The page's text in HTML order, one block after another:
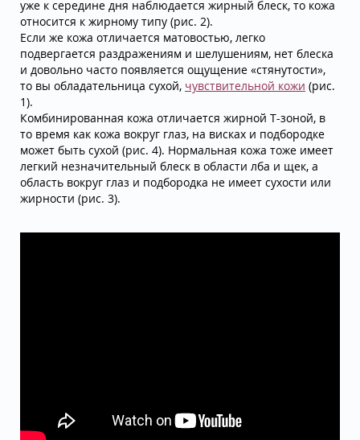
уже к середине дня наблюдается жирный блеск, то кожа
относится к жирному типу (рис. 2).
Если же кожа отличается матовостью, легко
подвергается раздражениям и шелушениям, нет блеска
и довольно часто появляется ощущение «стянутости»,
то вы обладательница сухой, чувствительной кожи (рис.
1).
Комбинированная кожа отличается жирной Т-зоной, в
то время как кожа вокруг глаз, на висках и подбородке
может быть сухой (рис. 4). Нормальная кожа тоже имеет
легкий незначительный блеск в области лба и щек, а
область вокруг глаз и подбородка не имеет сухости или
жирности (рис. 3).